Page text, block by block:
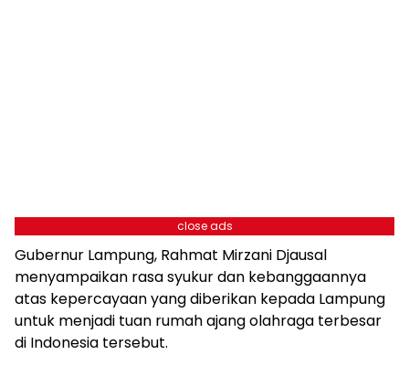
close ads
Gubernur Lampung, Rahmat Mirzani Djausal
menyampaikan rasa syukur dan kebanggaannya
atas kepercayaan yang diberikan kepada Lampung
untuk menjadi tuan rumah ajang olahraga terbesar
di Indonesia tersebut.